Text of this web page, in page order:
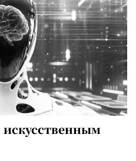
искусственным